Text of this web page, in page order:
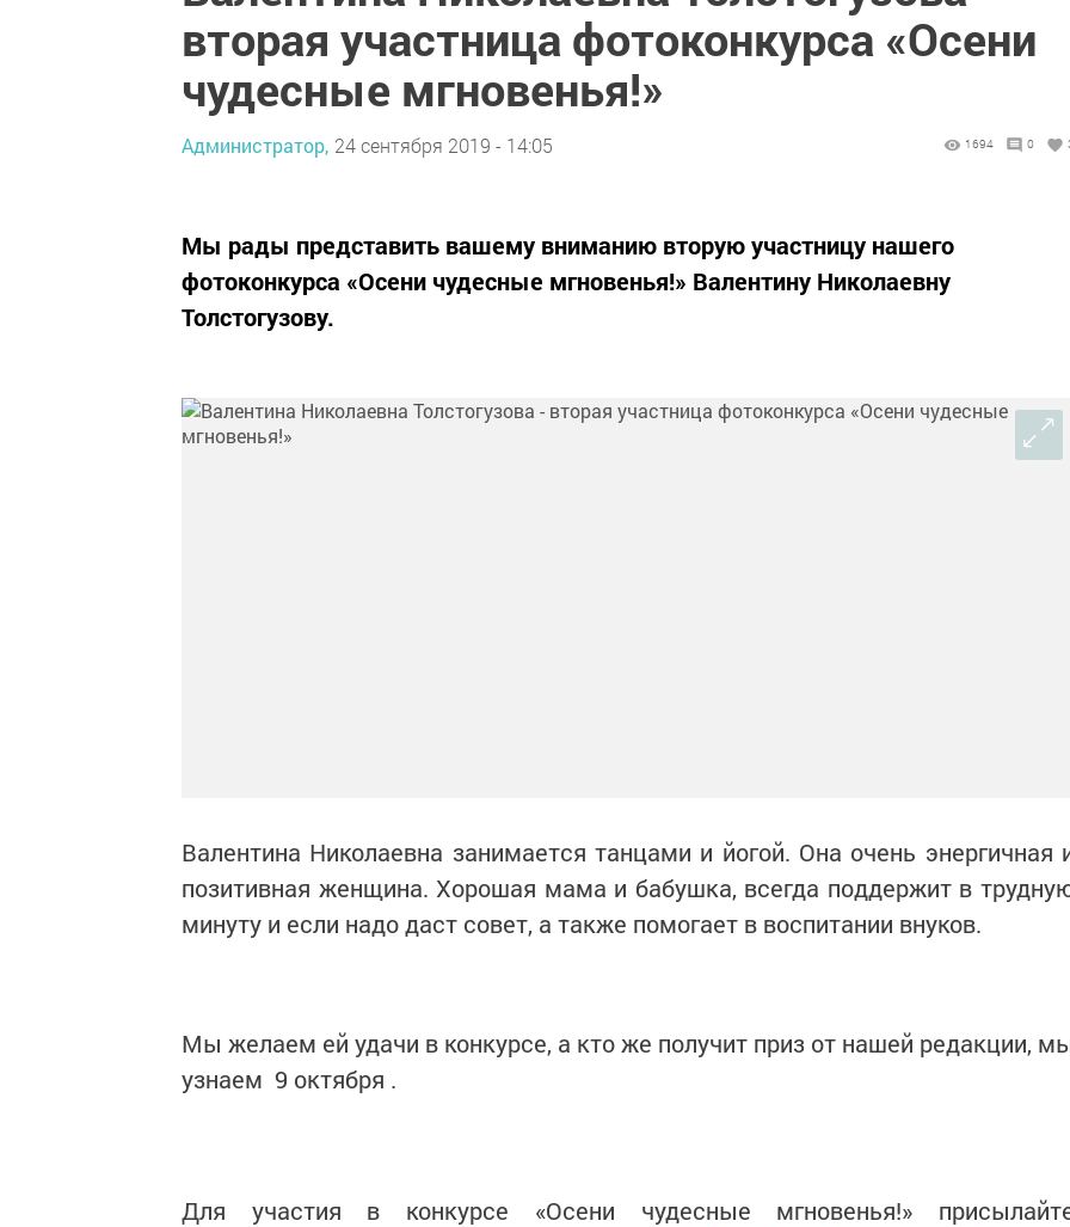
вторая участница фотоконкурса «Осени
чудесные мгновенья!»
Администратор, 24 сентября 2019 - 14:05 1694 0
Мы рады представить вашему вниманию вторую участницу нашего
фотоконкурса «Осени чудесные мгновенья!» Валентину Николаевну
Толстогузову.
Валентина Николаевна занимается танцами и йогой. Она очень энергичная
позитивная женщина. Хорошая мама и бабушка, всегда поддержит в
минуту и если надо даст совет, а также помогает в воспитании внуков.
Мы желаем ей удачи в конкурсе, а кто же получит приз от нашей редакции,
узнаем 9 октября .
Для участия в конкурсе «Осени чудесные мгновенья!»